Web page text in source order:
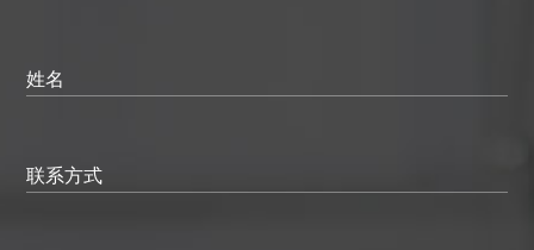
姓名
联系方式